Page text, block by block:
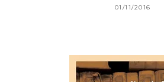
01/11/2016